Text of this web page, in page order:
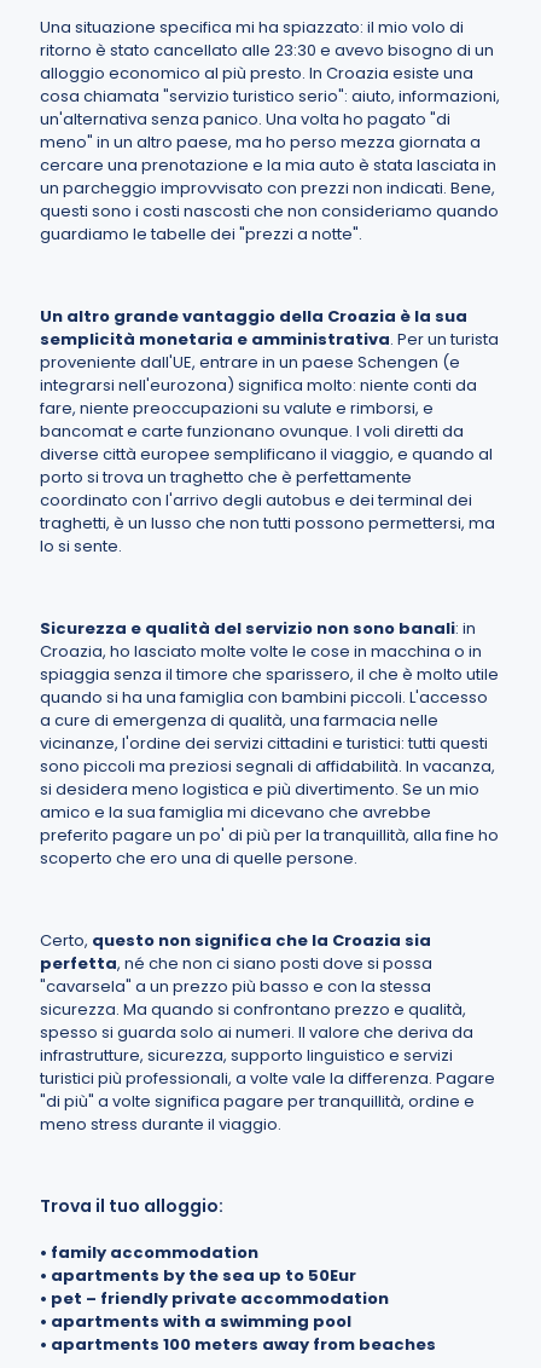
Una situazione specifica mi ha spiazzato: il mio volo di
ritorno è stato cancellato alle 23:30 e avevo bisogno di un
alloggio economico al più presto. In Croazia esiste una
cosa chiamata "servizio turistico serio": aiuto, informazioni,
un'alternativa senza panico. Una volta ho pagato "di
meno" in un altro paese, ma ho perso mezza giornata a
cercare una prenotazione e la mia auto è stata lasciata in
un parcheggio improvvisato con prezzi non indicati. Bene,
questi sono i costi nascosti che non consideriamo quando
guardiamo le tabelle dei "prezzi a notte".
Un altro grande vantaggio della Croazia è la sua
semplicità monetaria e amministrativa. Per un turista
proveniente dall'UE, entrare in un paese Schengen (e
integrarsi nell'eurozona) significa molto: niente conti da
fare, niente preoccupazioni su valute e rimborsi, e
bancomat e carte funzionano ovunque. I voli diretti da
diverse città europee semplificano il viaggio, e quando al
porto si trova un traghetto che è perfettamente
coordinato con l'arrivo degli autobus e dei terminal dei
traghetti, è un lusso che non tutti possono permettersi, ma
lo si sente.
Sicurezza e qualità del servizio non sono banali: in
Croazia, ho lasciato molte volte le cose in macchina o in
spiaggia senza il timore che sparissero, il che è molto utile
quando si ha una famiglia con bambini piccoli. L'accesso
a cure di emergenza di qualità, una farmacia nelle
vicinanze, l'ordine dei servizi cittadini e turistici: tutti questi
sono piccoli ma preziosi segnali di affidabilità. In vacanza,
si desidera meno logistica e più divertimento. Se un mio
amico e la sua famiglia mi dicevano che avrebbe
preferito pagare un po' di più per la tranquillità, alla fine ho
scoperto che ero una di quelle persone.
Certo, questo non significa che la Croazia sia
perfetta, né che non ci siano posti dove si possa
"cavarsela" a un prezzo più basso e con la stessa
sicurezza. Ma quando si confrontano prezzo e qualità,
spesso si guarda solo ai numeri. Il valore che deriva da
infrastrutture, sicurezza, supporto linguistico e servizi
turistici più professionali, a volte vale la differenza. Pagare
"di più" a volte significa pagare per tranquillità, ordine e
meno stress durante il viaggio.
Trova il tuo alloggio:
• family accommodation
• apartments by the sea up to 50Eur
• pet – friendly private accommodation
• apartments with a swimming pool
• apartments 100 meters away from beaches